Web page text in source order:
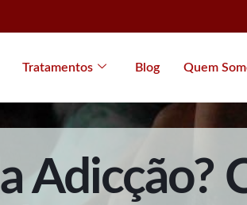
Tratamentos Blog Quem
Adicção?